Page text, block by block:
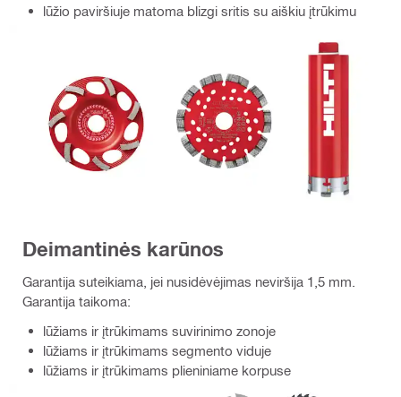
lūžio paviršiuje matoma blizgi sritis su aiškiu įtrūkimu
Deimantinės karūnos
Garantija suteikiama, jei nusidėvėjimas neviršija 1,5 mm.
Garantija taikoma:
lūžiams ir įtrūkimams suvirinimo zonoje
lūžiams ir įtrūkimams segmento viduje
lūžiams ir įtrūkimams plieniniame korpuse